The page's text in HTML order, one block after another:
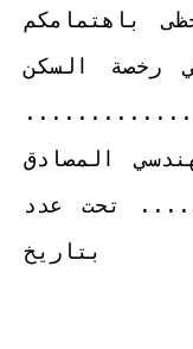
باهتمامكم
رخصة السكن
...............
المصادق
تحت عدد